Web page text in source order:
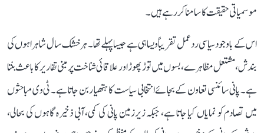
موسمیاتی حقیقت کا سامنا کر رہے ہیں۔
اس کے باوجود سیاسی ردعمل تقریباً ویسا ہی ہے جیسا پہلے تھا۔ ہر خشک سال شاہراہوں کی
بندش، مشتعل مظاہرے، بسوں میں توڑ پھوڑ اور علاقائی شناخت پر مبنی تقاریر کا باعث بنتا
ہے۔ پانی سائنسی تعاون کے بجائے انتخابی سیاست کا ہتھیار بن جاتا ہے۔ ٹی وی مباحثوں
میں تصادم کو نمایاں کیا جاتا ہے، جبکہ زیرزمین پانی کی کمی، آبی ذخیرہ گاہوں کی بحالی،